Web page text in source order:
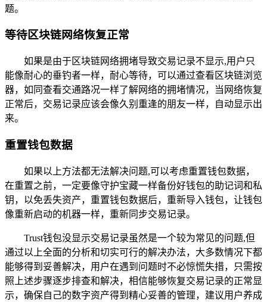
题。
等待区块链网络恢复正常
如果是由于区块链网络拥堵导致交易记录不显示,用户只
能像耐心的垂钓者一样，耐心等待，可以通过查看区块链浏览
器，如同查看交通路况一样了解网络的拥堵情况，当网络恢复
正常后，交易记录应该会像久别重逢的朋友一样，自动显示出
来。
重置钱包数据
如果以上方法都无法解决问题,可以考虑重置钱包数据，
在重置之前，一定要像守护宝藏一样备份好钱包的助记词和私
钥，以免丢失资产，重置钱包数据后，重新导入钱包，让钱包
像重新启动的机器一样，重新同步交易记录。
Trust钱包没显示交易记录虽然是一个较为常见的问题,但
通过以上全面的分析和切实可行的解决办法，大多数情况下都
能够得到妥善解决，用户在遇到问题时不必惊慌失措，只需按
照上述步骤逐步排查和解决，相信能够恢复交易记录的正常显
示，确保自己的数字资产得到精心妥善的管理，建议用户养成